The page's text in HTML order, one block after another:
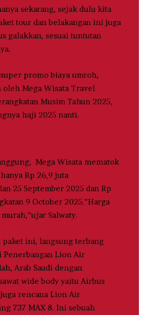
sekarang, sejak dulu kita
tour dan belakangan ini juga
galakkan, sesuai tuntutan
promo biaya umroh,
Mega Wisata Travel
Musim Tahun 2025,
haji 2025 nanti.
Mega Wisata mematok
Rp 26,9 juta
25 September 2025 dan Rp
9 October 2025.”Harga
Salwaty.
paket ini, langsung terbang
Penerbangan Lion Air
Arab Saudi dengan
wide body yaitu Airbus
rencana Lion Air
737 MAX 8. Ini sebuah